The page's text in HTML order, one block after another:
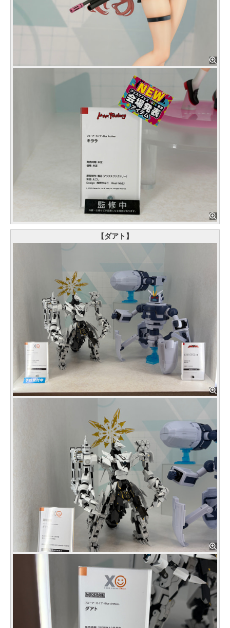
【ダアト】